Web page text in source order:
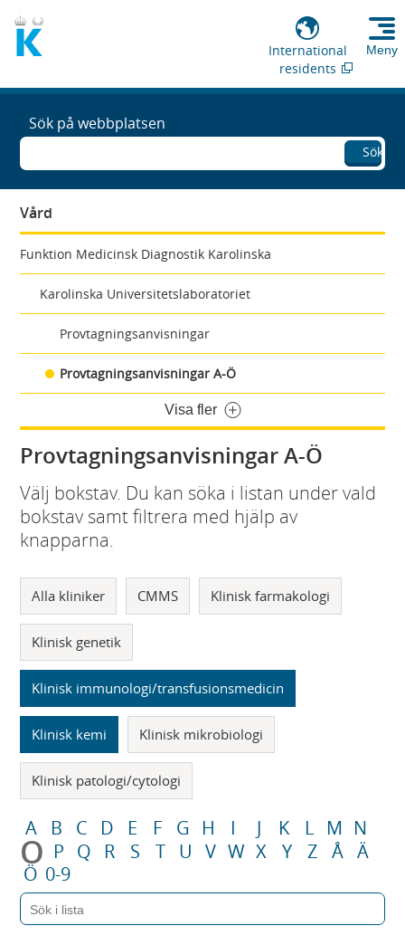
International
residents
Meny
Sök på webbplatsen
Sök
Vård
Funktion Medicinsk Diagnostik Karolinska
Karolinska Universitetslaboratoriet
Provtagningsanvisningar
Provtagningsanvisningar A-Ö
Visa fler
Provtagningsanvisningar A-Ö
Välj bokstav. Du kan söka i listan under vald
bokstav samt filtrera med hjälp av
knapparna.
Alla kliniker CMMS Klinisk farmakologi
Klinisk genetik
Klinisk immunologi/transfusionsmedicin
Klinisk kemi Klinisk mikrobiologi
Klinisk patologi/cytologi
A B C D E F G H I J K L M N
O P Q R S T U V W X Y Z Å Ä
Ö 0-9